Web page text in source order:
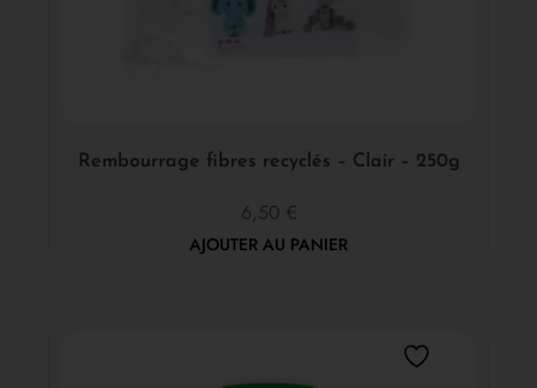
Rembourrage fibres recyclés – Clair – 250g
6,50 €
AJOUTER AU PANIER